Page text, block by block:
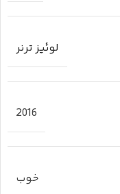
لوئیز ترنر
2016
خوب